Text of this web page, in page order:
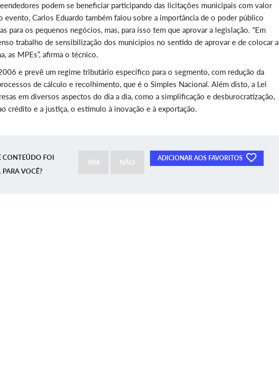
podem se beneficiar participando das licitações municipais com valor
evento, Carlos Eduardo também falou sobre a importância de o poder público
para os pequenos negócios, mas, para isso tem que aprovar a legislação. “Em
trabalho de sensibilização dos municípios no sentido de aprovar e de colocar a
as MPEs”, afirma o técnico.
e prevê um regime tributário específico para o segmento, com redução da
de cálculo e recolhimento, que é o Simples Nacional. Além disto, a Lei
em diversos aspectos do dia a dia, como a simplificação e desburocratização,
crédito e a justiça, o estímulo à inovação e à exportação.
ADICIONAR AOS FAVORITOS
CONTEÚDO FOI
PARA VOCÊ?
SIM NÃO